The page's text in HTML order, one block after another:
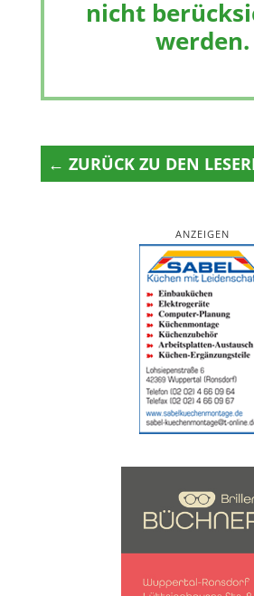
nicht
werden.
← ZURÜCK ZU DEN
ANZEIGEN